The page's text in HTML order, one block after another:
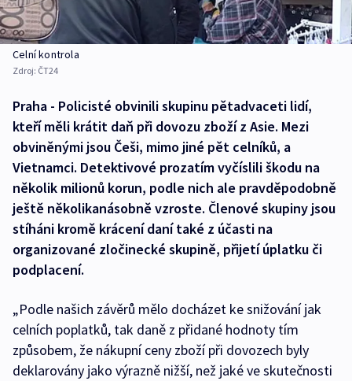
Celní kontrola
Zdroj: ČT24
Praha - Policisté obvinili skupinu pětadvaceti lidí,
kteří měli krátit daň při dovozu zboží z Asie. Mezi
obviněnými jsou Češi, mimo jiné pět celníků, a
Vietnamci. Detektivové prozatím vyčíslili škodu na
několik milionů korun, podle nich ale pravděpodobně
ještě několikanásobně vzroste. Členové skupiny jsou
stíháni kromě krácení daní také z účasti na
organizované zločinecké skupině, přijetí úplatku či
podplacení.
„Podle našich závěrů mělo docházet ke snižování jak
celních poplatků, tak daně z přidané hodnoty tím
způsobem, že nákupní ceny zboží při dovozech byly
deklarovány jako výrazně nižší, než jaké ve skutečnosti